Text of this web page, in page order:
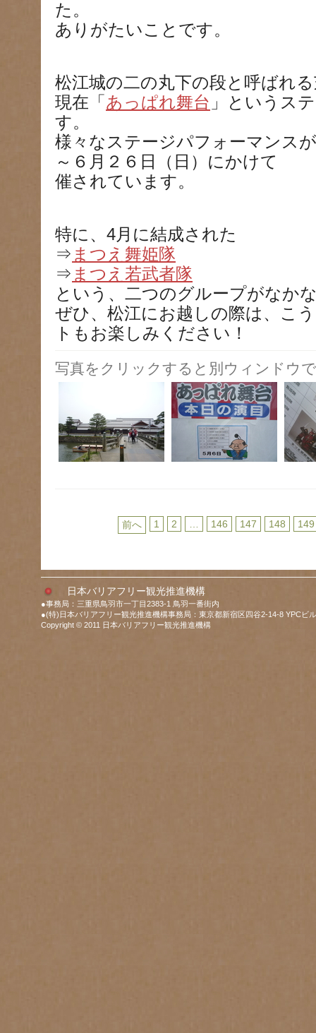
た。
ありがたいことです。
松江城の二の丸下の段と呼ばれ
現在「 あっぱれ舞台 」というス
す。
様々なステージパフォーマンス
～６月２６日（日）にかけて
催されています。
特に、4月に結成された
⇒ まつえ舞姫隊
⇒ まつえ若武者隊
という、二つのグループがなか
ぜひ、松江にお越しの際は、こ
トもお楽しみください！
写真をクリックすると別ウィンドウ
前へ 1 2 146 147 148 149
日本バリアフリー観光推進機構
●事務局：三重県鳥羽市一丁目2383-1 鳥羽一番街内
●(特)日本バリアフリー観光推進機構事務局：東京都新宿区四谷2-14-8 YPCビ
Copyright © 2011 日本バリアフリー観光推進機構